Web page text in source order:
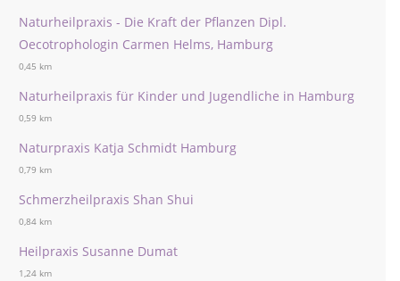
Naturheilpraxis - Die Kraft der Pflanzen Dipl.
Oecotrophologin Carmen Helms, Hamburg
0,45 km
Naturheilpraxis für Kinder und Jugendliche in Hamburg
0,59 km
Naturpraxis Katja Schmidt Hamburg
0,79 km
Schmerzheilpraxis Shan Shui
0,84 km
Heilpraxis Susanne Dumat
1,24 km